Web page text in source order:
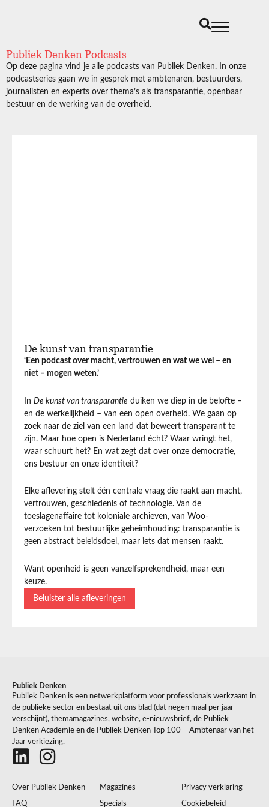
Publiek Denken Podcasts
Op deze pagina vind je alle podcasts van Publiek Denken. In onze
podcastseries gaan we in gesprek met ambtenaren, bestuurders,
journalisten en experts over thema’s als transparantie, openbaar
bestuur en de werking van de overheid.
De kunst van transparantie
‘Een podcast over macht, vertrouwen en wat we wel – en
niet – mogen weten.’
In De kunst van transparantie duiken we diep in de belofte –
en de werkelijkheid – van een open overheid. We gaan op
zoek naar de ziel van een land dat beweert transparant te
zijn. Maar hoe open is Nederland écht? Waar wringt het,
waar schuurt het? En wat zegt dat over onze democratie,
ons bestuur en onze identiteit?
Elke aflevering stelt één centrale vraag die raakt aan macht,
vertrouwen, geschiedenis of technologie. Van de
toeslagenaffaire tot koloniale archieven, van Woo-
verzoeken tot bestuurlijke geheimhouding: transparantie is
geen abstract beleidsdoel, maar iets dat mensen raakt.
Want openheid is geen vanzelfsprekendheid, maar een
keuze.
Beluister alle afleveringen
Publiek Denken
Publiek Denken is een netwerkplatform voor professionals werkzaam in
de publieke sector en bestaat uit ons blad (dat negen maal per jaar
verschijnt), themamagazines, website, e-nieuwsbrief, de Publiek
Denken Academie en de Publiek Denken Top 100 – Ambtenaar van het
Jaar verkiezing.
Over Publiek Denken
FAQ
Magazines
Specials
Privacy verklaring
Cookiebeleid